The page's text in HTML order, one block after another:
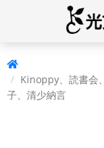
Kinoppy、読書会
子、清少納言